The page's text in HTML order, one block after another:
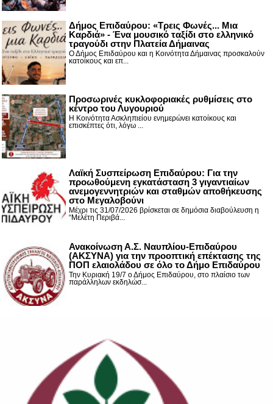
Δήμος Επιδαύρου: «Τρεις Φωνές... Μια
Καρδιά» - Ένα μουσικό ταξίδι στο ελληνικό
τραγούδι στην Πλατεία Δήμαινας
Ο Δήμος Επιδαύρου και η Κοινότητα Δήμαινας προσκαλούν
κατοίκους και επ...
Προσωρινές κυκλοφοριακές ρυθμίσεις στο
κέντρο του Λυγουριού
Η Κοινότητα Ασκληπιείου ενημερώνει κατοίκους και
επισκέπτες ότι, λόγω ...
Λαϊκή Συσπείρωση Επιδαύρου: Για την
προωθούμενη εγκατάσταση 3 γιγαντιαίων
ανεμογεννητριών και σταθμών αποθήκευσης
στο Μεγαλοβούνι
Μέχρι τις 31/07/2026 βρίσκεται σε δημόσια διαβούλευση η
“Μελέτη Περιβά...
Ανακοίνωση Α.Σ. Ναυπλίου-Επιδαύρου
(ΑΚΣΥΝΑ) για την προοπτική επέκτασης της
ΠΟΠ ελαιολάδου σε όλο το Δήμο Επιδαύρου
Την Κυριακή 19/7 ο Δήμος Επιδαύρου, στο πλαίσιο των
παράλληλων εκδηλώσ...